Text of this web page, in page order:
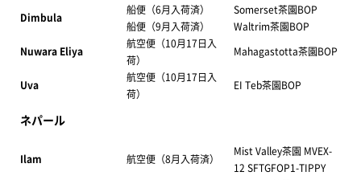
Dimbula
船便（6月入荷済）
Somerset茶園BOP
船便（9月入荷済）
Waltrim茶園BOP
Nuwara Eliya
航空便（10月17日入
荷）
Mahagastotta茶園BOP
Uva
航空便（10月17日入
荷）
EI Teb茶園BOP
ネパール
Ilam 航空便（8月入荷済）
Mist Valley茶園 MVEX-
12 SFTGFOP1-TIPPY